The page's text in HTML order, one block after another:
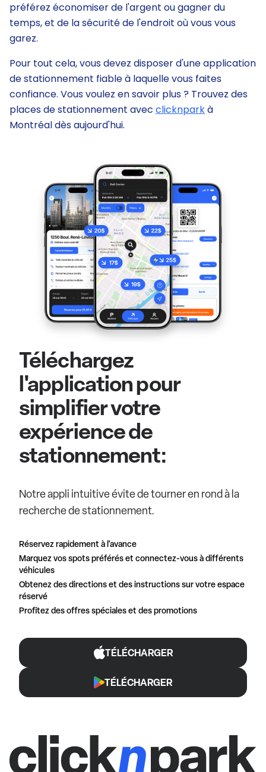
préférez économiser de l'argent ou gagner du
temps, et de la sécurité de l'endroit où vous vous
garez.
Pour tout cela, vous devez disposer d'une application
de stationnement fiable à laquelle vous faites
confiance. Vous voulez en savoir plus ? Trouvez des
places de stationnement avec clicknparkà
Montréal dès aujourd'hui.
Téléchargez
l'application pour
simplifier votre
expérience de
stationnement:
Notre appli intuitive évite de tourner en rond à la
recherche de stationnement.
Réservez rapidement à l'avance
Marquez vos spots préférés et connectez-vous à différents
véhicules
Obtenez des directions et des instructions sur votre espace
réservé
Profitez des offres spéciales et des promotions
TÉLÉCHARGER
TÉLÉCHARGER